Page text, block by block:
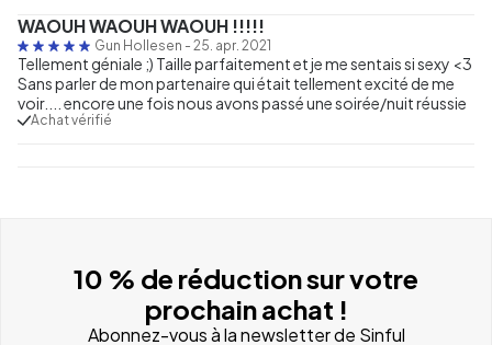
WAOUH WAOUH WAOUH !!!!!
Gun Hollesen - 25. apr. 2021
Tellement géniale ;) Taille parfaitement et je me sentais si sexy <3
Sans parler de mon partenaire qui était tellement excité de me
voir.... encore une fois nous avons passé une soirée/nuit réussie
Achat vérifié
10 % de réduction sur votre
prochain achat !
Abonnez-vous à la newsletter de Sinful